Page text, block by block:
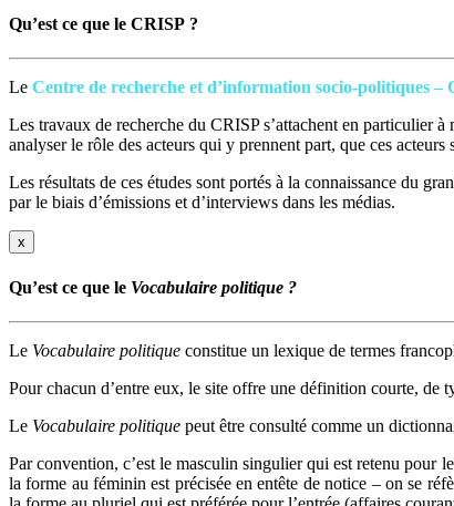
Qu’est ce que le CRISP ?
Le Centre de recherche et d’information socio-politiques –
Les travaux de recherche du CRISP s’attachent en particulier
analyser le rôle des acteurs qui y prennent part, que ces
Les résultats de ces études sont portés à la connaissance du
par le biais d’émissions et d’interviews dans les médias.
x
Qu’est ce que le Vocabulaire politique ?
Le Vocabulaire politique constitue un lexique de termes
Pour chacun d’entre eux, le site offre une définition courte, de
Le Vocabulaire politique peut être consulté comme un
Par convention, c’est le masculin singulier qui est retenu pour
la forme au féminin est précisée en entête de notice – on se